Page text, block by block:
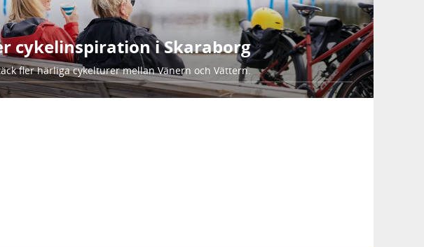
cykelinspiration i Skaraborg
fler härliga cykelturer mellan Vänern och Vättern.